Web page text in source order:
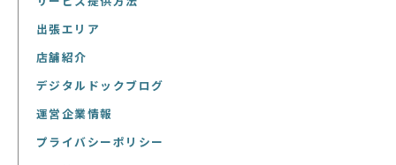
出張エリア
店舗紹介
デジタルドックブログ
運営企業情報
プライバシーポリシー